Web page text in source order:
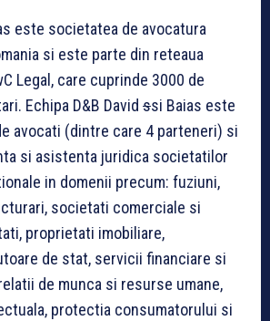
este societatea de avocatura
si este parte din reteaua
Legal, care cuprinde 3000 de
Echipa D&B David ssi Baias este
avocati (dintre care 4 parteneri) si
si asistenta juridica societatilor
in domenii precum: fuziuni,
societati comerciale si
proprietati imobiliare,
de stat, servicii financiare si
de munca si resurse umane,
protectia consumatorului si